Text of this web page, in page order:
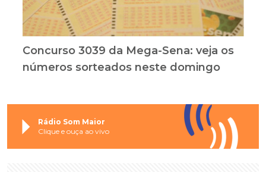
Concurso 3039 da Mega-Sena: veja os
números sorteados neste domingo
Rádio Som Maior
Clique e ouça ao vivo